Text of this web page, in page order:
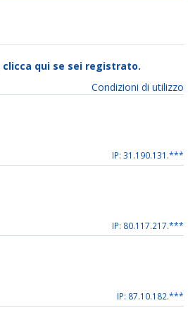
clicca qui se sei registrato.
Condizioni di utilizzo
IP: 31.190.131.***
IP: 80.117.217.***
IP: 87.10.182.***